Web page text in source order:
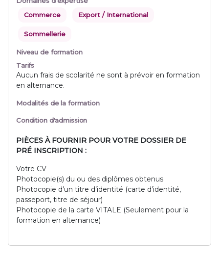
Commerce
Export / International
Sommellerie
Niveau de formation
Tarifs
Aucun frais de scolarité ne sont à prévoir en formation
en alternance.
Modalités de la formation
Condition d'admission
PIÈCES À FOURNIR POUR VOTRE DOSSIER DE
PRÉ INSCRIPTION :
Votre CV
Photocopie(s) du ou des diplômes obtenus
Photocopie d’un titre d’identité (carte d’identité,
passeport, titre de séjour)
Photocopie de la carte VITALE (Seulement pour la
formation en alternance)